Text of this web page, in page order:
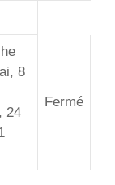
8
24
Fermé